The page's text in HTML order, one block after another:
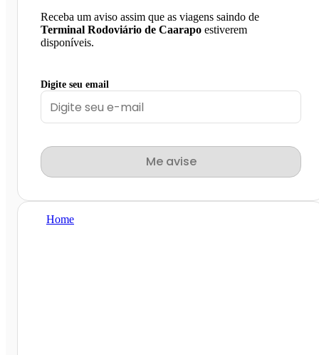
Receba um aviso assim que as viagens saindo de
Terminal Rodoviário de Caarapo estiverem
disponíveis.
Digite seu email
Me avise
Home